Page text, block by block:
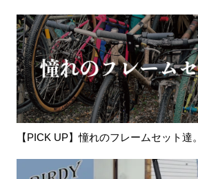
【PICK UP】憧れのフレームセット達。